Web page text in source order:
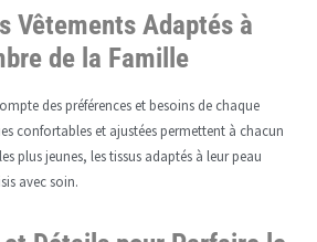
Vêtements Adaptés à
de la Famille
des préférences et besoins de chaque
confortables et ajustées permettent à chacun
plus jeunes, les tissus adaptés à leur peau
avec soin.